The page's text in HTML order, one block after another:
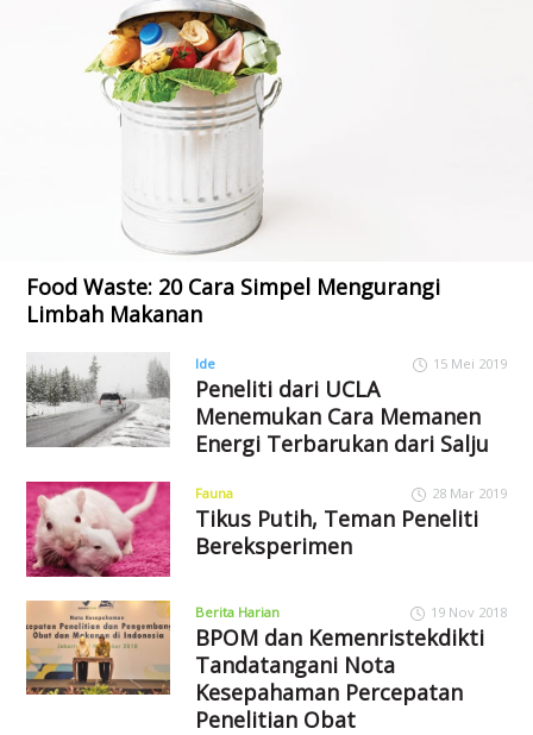
Food Waste: 20 Cara Simpel Mengurangi
Limbah Makanan
Ide 15 Mei 2019
Peneliti dari UCLA
Menemukan Cara Memanen
Energi Terbarukan dari Salju
Fauna 28 Mar 2019
Tikus Putih, Teman Peneliti
Bereksperimen
Berita Harian 19 Nov 2018
BPOM dan Kemenristekdikti
Tandatangani Nota
Kesepahaman Percepatan
Penelitian Obat